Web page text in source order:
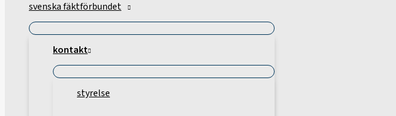
svenska fäktförbundet
kontakt
styrelse